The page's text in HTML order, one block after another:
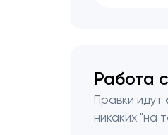
Работа
Правки идут
никаких "на